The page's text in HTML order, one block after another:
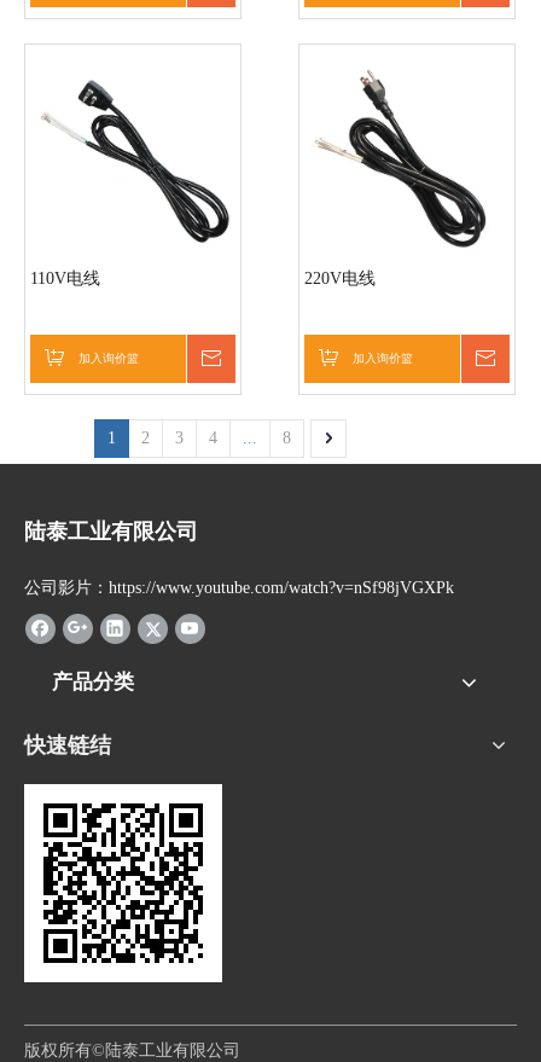
110V电线
加入询价篮
220V电线
加入询价篮
1 2 3 4 8
陆泰工业有限公司
公司影片：https://www.youtube.com/watch?v=nSf98jVGXPk
产品分类
快速链结
版权所有©陆泰工业有限公司